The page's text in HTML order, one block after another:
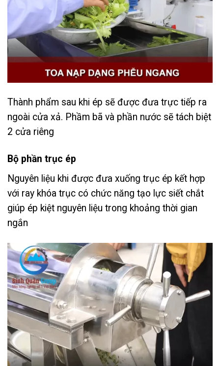
Thành phẩm sau khi ép sẽ được đưa trực tiếp ra
ngoài cửa xả. Phầm bã và phần nước sẽ tách biệt
2 cửa riêng
Bộ phần trục ép
Nguyên liệu khi được đưa xuống trục ép kết hợp
với ray khóa trục có chức năng tạo lực siết chắt
giúp ép kiệt nguyên liệu trong khoảng thời gian
ngắn